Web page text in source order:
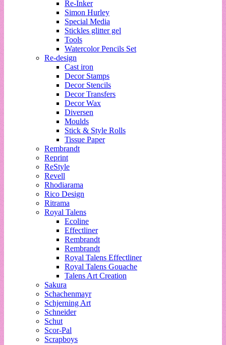
Re-Inker
Simon Hurley
Special Media
Stickles glitter gel
Tools
Watercolor Pencils Set
Re-design
Cast iron
Decor Stamps
Decor Stencils
Decor Transfers
Decor Wax
Diversen
Moulds
Stick & Style Rolls
Tissue Paper
Rembrandt
Reprint
ReStyle
Revell
Rhodiarama
Rico Design
Ritrama
Royal Talens
Ecoline
Effectliner
Rembrandt
Rembrandt
Royal Talens Effectliner
Royal Talens Gouache
Talens Art Creation
Sakura
Schachenmayr
Schjerning Art
Schneider
Schut
Scor-Pal
Scrapboys